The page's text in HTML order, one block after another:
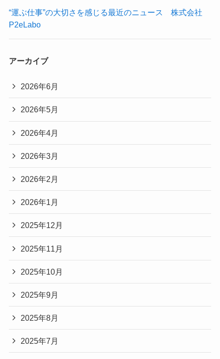
“運ぶ仕事”の大切さを感じる最近のニュース 株式会社
P2eLabo
アーカイブ
2026年6月
2026年5月
2026年4月
2026年3月
2026年2月
2026年1月
2025年12月
2025年11月
2025年10月
2025年9月
2025年8月
2025年7月